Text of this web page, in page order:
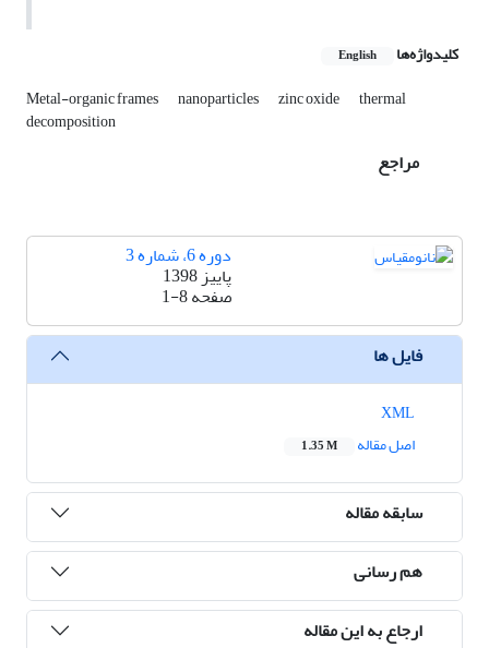
کلیدواژه‌ها English
Metal-organic frames nanoparticles zinc oxide thermal
decomposition
مراجع
دوره 6، شماره 3
پاییز 1398
صفحه1-8
فایل ها
اصل مقاله
1.35 M
سابقه مقاله
هم رسانی
ارجاع به این مقاله